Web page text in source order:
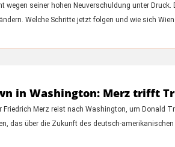
wegen seiner hohen Neuverschuldung unter
Welche Schritte jetzt folgen und wie sich
in Washington: Merz trifft
Friedrich Merz reist nach Washington, um Donald
das über die Zukunft des deutsch-